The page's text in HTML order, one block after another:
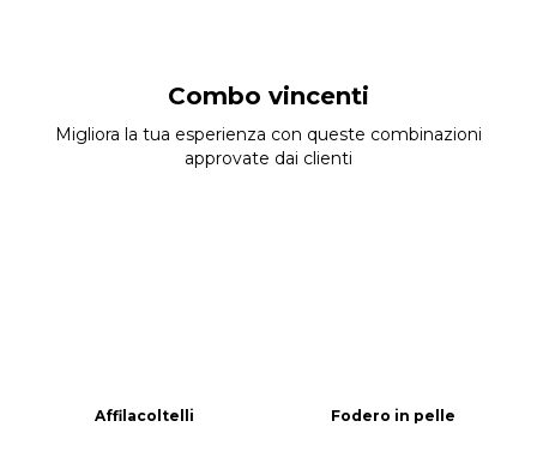
Combo vincenti
Migliora la tua esperienza con queste combinazioni
approvate dai clienti
Affilacoltelli Fodero in pelle